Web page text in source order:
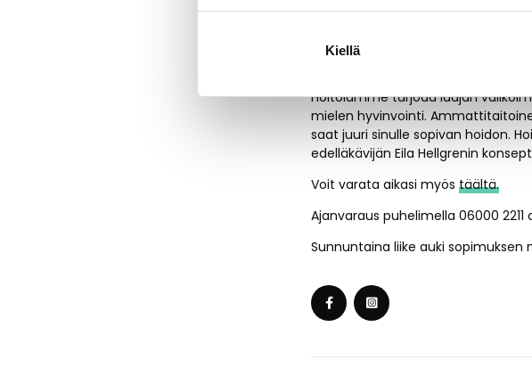
Kiellä
Hoitolamme tarjoaa laajan
mielen hyvinvointi.
saat juuri sinulle sopivan hoidon.
edelläkävijän Eila Hellgrenin
Voit varata aikasi myöstäältä.
Ajanvaraus puhelimella 06000
Sunnuntaina liike auki sopimuksen